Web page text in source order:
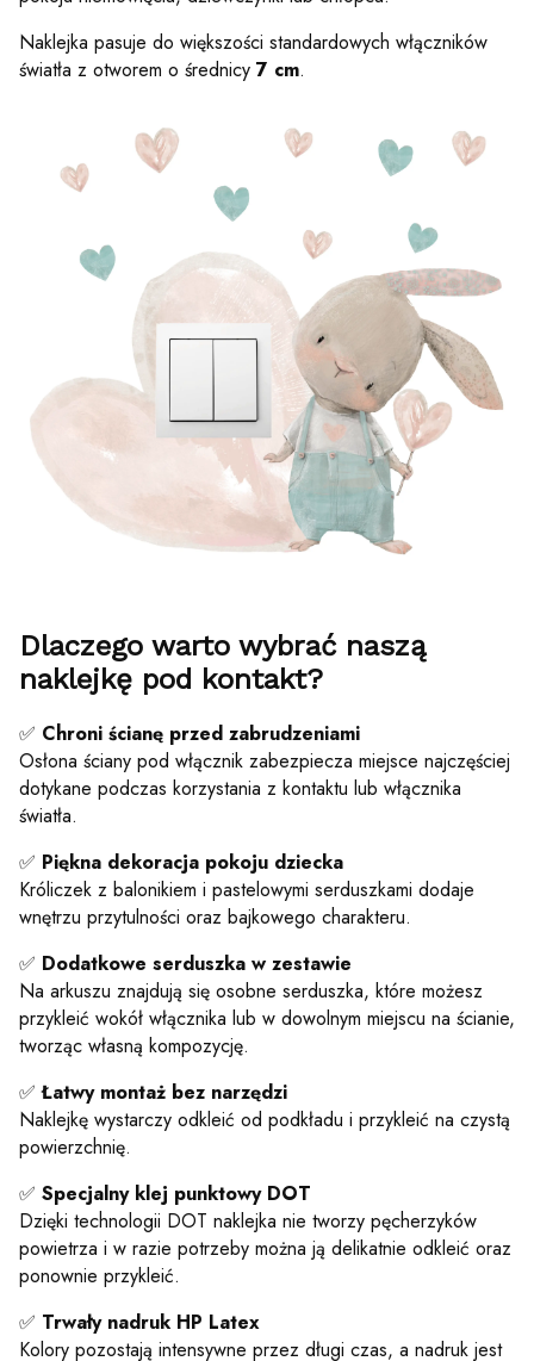
Naklejka pasuje do większości standardowych włączników
światła z otworem o średnicy 7 cm.
Dlaczego warto wybrać naszą
naklejkę pod kontakt?
✅ Chroni ścianę przed zabrudzeniami
Osłona ściany pod włącznik zabezpiecza miejsce najczęściej
dotykane podczas korzystania z kontaktu lub włącznika
światła.
✅ Piękna dekoracja pokoju dziecka
Króliczek z balonikiem i pastelowymi serduszkami dodaje
wnętrzu przytulności oraz bajkowego charakteru.
✅ Dodatkowe serduszka w zestawie
Na arkuszu znajdują się osobne serduszka, które możesz
przykleić wokół włącznika lub w dowolnym miejscu na ścianie,
tworząc własną kompozycję.
✅Łatwy montaż bez narzędzi
Naklejkę wystarczy odkleić od podkładu i przykleić na czystą
powierzchnię.
✅ Specjalny klej punktowy DOT
Dzięki technologii DOT naklejka nie tworzy pęcherzyków
powietrza i w razie potrzeby można ją delikatnie odkleić oraz
ponownie przykleić.
✅ Trwały nadruk HP Latex
Kolory pozostają intensywne przez długi czas, a nadruk jest